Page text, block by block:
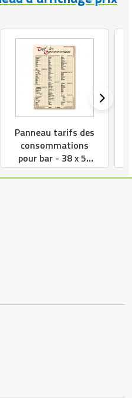
Panneau tarifs des
consommations
pour bar - 38 x 58
cm